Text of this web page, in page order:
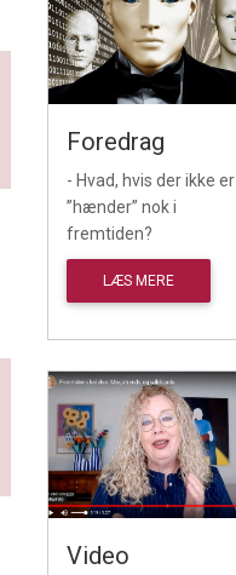
Foredrag
- Hvad, hvis der ikke er
”hænder” nok i
fremtiden?
LÆS MERE
Video